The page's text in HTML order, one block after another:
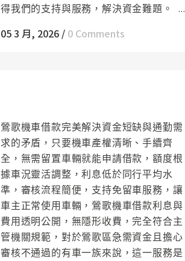
得我們的支持與服務，解決資金難題。 ...
05 3 月, 2026 / 0 Comments
鶯歌機車借款完美解決資金短缺與通勤需
求的矛盾，只要機車產權清晰、手續齊
全，無需留置車輛就能申請借款，額度根
據車況靈活調整，利息低於同行平均水
準，審核流程簡便，支持免留車服務，讓
車主正常使用車輛，鶯歌機車借款利息與
費用透明公開，無隱形收費，完全符合主
管機關規範，對於鶯歌區急需資金且擔心
審核不通過的有車一族來說，這一服務是